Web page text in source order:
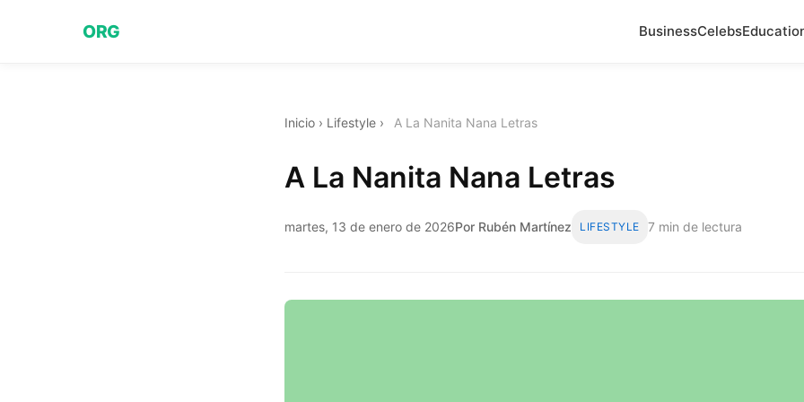
ORG BusinessCelebs
Inicio › Lifestyle › A La Nanita Nana Letras
A La Nanita Nana Letras
martes, 13 de enero de 2026Por Rubén Martínez LIFESTYLE 7 min de lectura